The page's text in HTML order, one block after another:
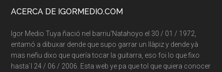
Footer
ACERCA DE IGORMEDIO.COM
Igor Medio Tuya ñació nel barriu’Natahoyo el 30 / 01 / 1972,
entamó a dibuxar dende que supo garrar un llàpiz y dende yà
mas neñu dixo que quería tocar la guitarra, eso foi lo que fixo
hasta`l 24 / 06 / 2006. Esta web ye pa que tol que quiera conocer